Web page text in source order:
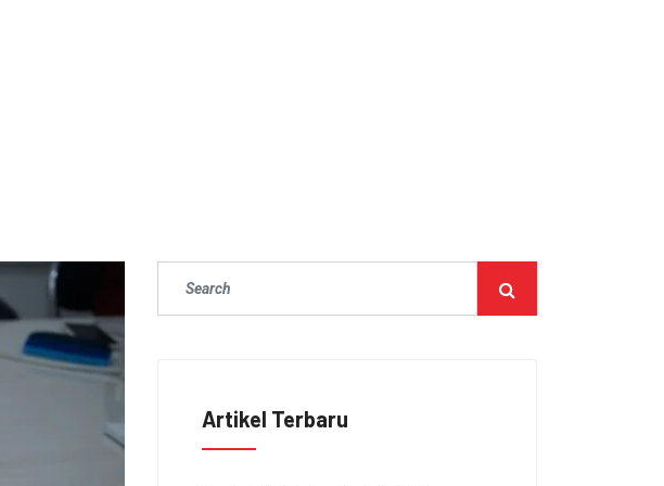
Artikel Terbaru